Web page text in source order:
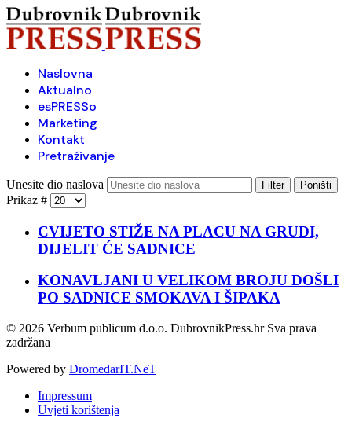
Naslovna
Aktualno
esPRESSo
Marketing
Kontakt
Pretraživanje
Unesite dio naslova Filter Poništi
Prikaz #
CVIJETO STIŽE NA PLACU NA GRUDI,
DIJELIT ĆE SADNICE
KONAVLJANI U VELIKOM BROJU DOŠLI
PO SADNICE SMOKAVA I ŠIPAKA
© 2026 Verbum publicum d.o.o. DubrovnikPress.hr Sva prava
zadržana
Powered by DromedarIT.NeT
Impressum
Uvjeti korištenja